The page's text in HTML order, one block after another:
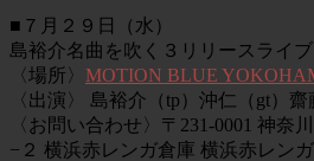
■７月２９日（水）
島裕介名曲を吹く３リリースライブ
〈場所〉 MOTION BLUE
〈出演〉 島裕介（tp）沖仁（gt）齋
〈お問い合わせ〉〒231-0001 神奈
−２ 横浜赤レンガ倉庫 横浜赤レン